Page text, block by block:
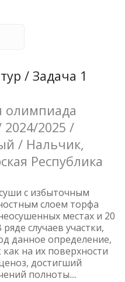
/ Задача 1
олимпиада
2025 /
/ Нальчик,
Республика
с избыточным
слоем торфа
местах и 20
случаев участки,
данное определение,
на их поверхности
достигший
полноты....